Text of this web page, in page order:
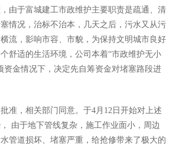
由于富城建工市政维护主要职责是疏通、清
情况，治标不治本，几天之后，污水又从污
流，影响市容、市貌，为保持文明城市良好
舒适的生活环境， 公司本着“市政维护无小
资金情况下，决定先自筹资金对堵塞路段进
，相关部门同意。于4月12日开始对上述
由于地下管线复杂，施工作业面小，周边
管道损坏、堵塞严重，给抢修带来了极大的